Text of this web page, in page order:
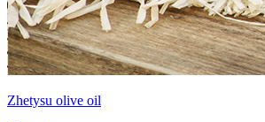
Zhetysu olive oil